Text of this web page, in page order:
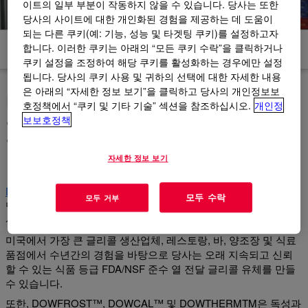
제품 문서 및 자료
다음 식음료 프로젝트에서 미
국 최대의 글리콜 생산업체와
협력
DOWFROST™ DOWTHERM™
냉각, 냉장, 제습 및 발효가 필요한 & 식음료 산업에 다양한 솔루
션을 제공합니다.
미국에서 가장 큰 글리콜 생산업체, 레스토랑, 바, 양조장 및 식료
품점에서 수년간의 경험을 바탕으로 당사는 오래 지속되고 신뢰
할 수 있는 식품 등급 FDA/NSF 준수 열 전달 글리콜 유체를 만들
수 있습니다.
또한, DOWFROST™, DOWCAL™ 및 DOWTHERMTM은 독성과
이트의 일부 부분이 작동하지 않을 수 있습니다. 당사는 또한
당사의 사이트에 대한 개인화된 경험을 제공하는 데 도움이
되는 다른 쿠키(예: 기능, 성능 및 타겟팅 쿠키)를 설정하고자
합니다. 이러한 쿠키는 아래의 “모든 쿠키 수락”을 클릭하거나
쿠키 설정을 조정하여 해당 쿠키를 활성화하는 경우에만 설정
됩니다. 당사의 쿠키 사용 및 귀하의 선택에 대한 자세한 내용
은 아래의 “자세한 정보 보기”을 클릭하고 당사의 개인정보보
호정책에서 “쿠키 및 기타 기술” 섹션을 참조하십시오. 개인정
보보호정책
자세한 정보 보기
모두 거부 모두 수락